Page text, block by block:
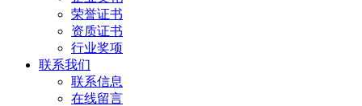
荣誉证书
资质证书
行业奖项
联系我们
联系信息
在线留言